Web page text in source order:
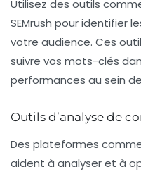
Utilisez des outils
SEMrush pour identifier
votre audience. Ces
suivre vos mots-clés
performances au sein
Outils d’analyse de
Des plateformes
aident à analyser et à